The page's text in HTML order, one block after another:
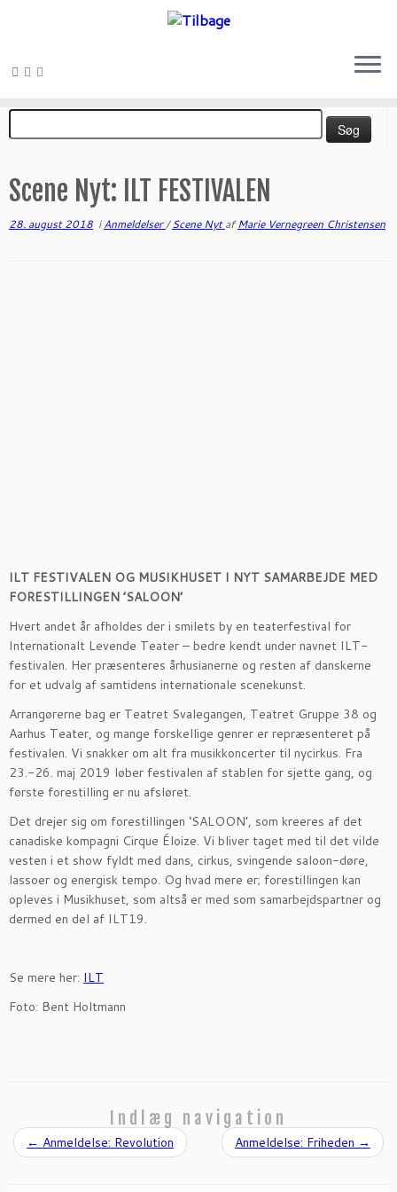
indhold
Søg
efter:
Scene Nyt: ILT FESTIVALEN
28. august 2018 iAnmeldelser/Scene NytafMarie Vernegreen Christensen
ILT FESTIVALEN OG MUSIKHUSET I NYT SAMARBEJDE MED
FORESTILLINGEN ’SALOON’
Hvert andet år afholdes der i smilets by en teaterfestival for
Internationalt Levende Teater – bedre kendt under navnet ILT-
festivalen. Her præsenteres århusianerne og resten af danskerne
for et udvalg af samtidens internationale scenekunst.
Arrangørerne bag er Teatret Svalegangen, Teatret Gruppe 38 og
Aarhus Teater, og mange forskellige genrer er repræsenteret på
festivalen. Vi snakker om alt fra musikkoncerter til nycirkus. Fra
23.-26. maj 2019 løber festivalen af stablen for sjette gang, og
første forestilling er nu afsløret.
Det drejer sig om forestillingen ‘SALOON’, som kreeres af det
canadiske kompagni Cirque Éloize. Vi bliver taget med til det vilde
vesten i et show fyldt med dans, cirkus, svingende saloon-døre,
lassoer og energisk tempo. Og hvad mere er; forestillingen kan
opleves i Musikhuset, som altså er med som samarbejdspartner og
dermed en del af ILT19.
Se mere her: ILT
Foto: Bent Holtmann
Indlæg navigation
← Anmeldelse: Revolution Anmeldelse: Friheden →